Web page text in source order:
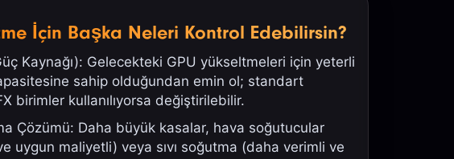
İçin Başka Neleri Kontrol Edebilirsin?
Kaynağı): Gelecekteki GPU yükseltmeleri için yeterli
sahip olduğundan emin ol; standart
birimler kullanılıyorsa değiştirilebilir.
Çözümü: Daha büyük kasalar, hava soğutucular
uygun maliyetli) veya sıvı soğutma (daha verimli ve